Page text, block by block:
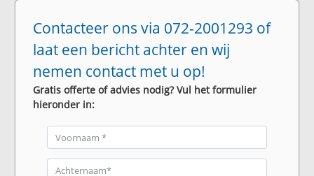
Contacteer ons via 072-2001293 of
laat een bericht achter en wij
nemen contact met u op!
Gratis offerte of advies nodig? Vul het formulier
hieronder in: